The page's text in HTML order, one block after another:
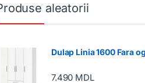
aleatorii
Dulap Linia 1600 Fara
7.490 MDL